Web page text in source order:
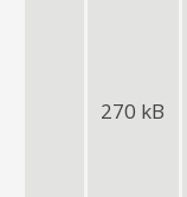
270 kB